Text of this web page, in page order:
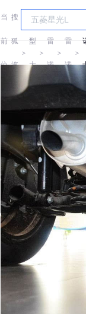
当
前
位
搜
狐
汽
＞
车
型
大
全
＞
雷
诺
＞
雷
诺
＞